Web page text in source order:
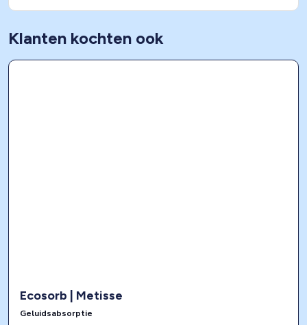
Klanten kochten ook
Ecosorb | Metisse
Geluidsabsorptie